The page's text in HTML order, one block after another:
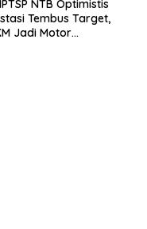
NTB Optimistis
Tembus Target,
Jadi Motor